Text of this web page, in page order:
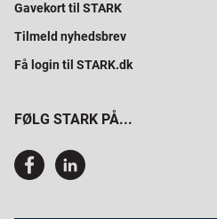
Gavekort til STARK
Tilmeld nyhedsbrev
Få login til STARK.dk
FØLG STARK PÅ...